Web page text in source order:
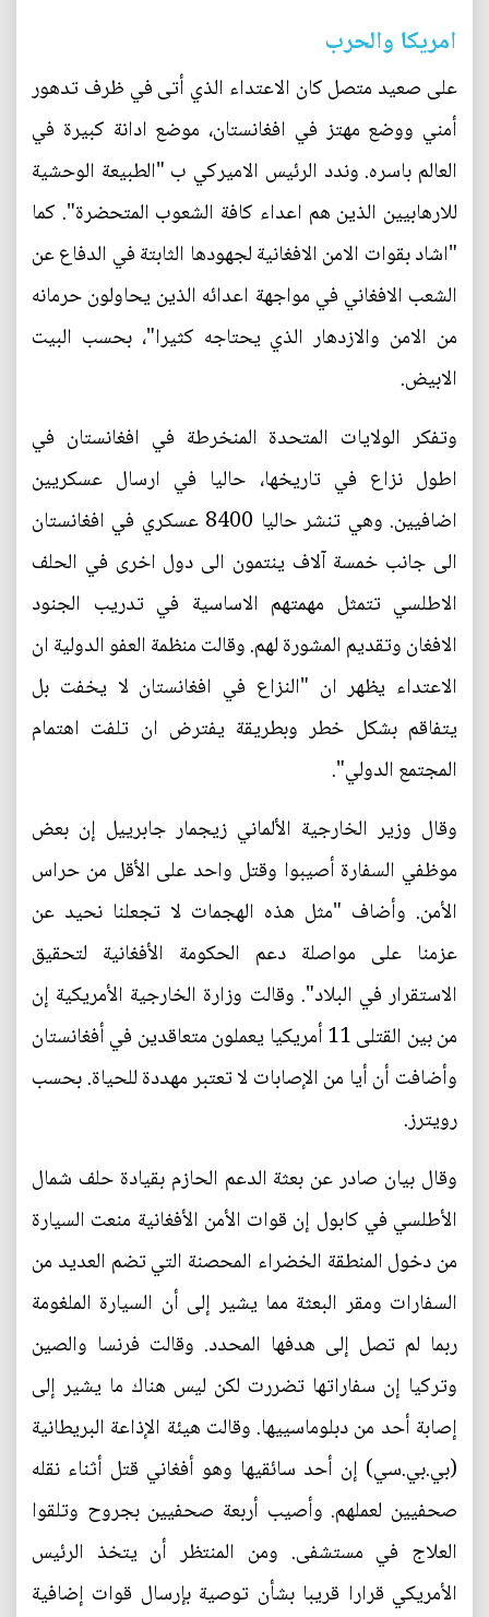
امريكا والحرب
على صعيد متصل كان الاعتداء الذي أتى في ظرف تدهور
أمني ووضع مهتز في افغانستان، موضع ادانة كبيرة في
العالم باسره. وندد الرئيس الاميركي ب "الطبيعة الوحشية
للارهابيين الذين هم اعداء كافة الشعوب المتحضرة". كما
"اشاد بقوات الامن الافغانية لجهودها الثابتة في الدفاع عن
الشعب الافغاني في مواجهة اعدائه الذين يحاولون حرمانه
من الامن والازدهار الذي يحتاجه كثيرا"، بحسب البيت
الابيض.
وتفكر الولايات المتحدة المنخرطة في افغانستان في
اطول نزاع في تاريخها، حاليا في ارسال عسكريين
اضافيين. وهي تنشر حاليا 8400 عسكري في افغانستان
الى جانب خمسة آلاف ينتمون الى دول اخرى في الحلف
الاطلسي تتمثل مهمتهم الاساسية في تدريب الجنود
الافغان وتقديم المشورة لهم. وقالت منظمة العفو الدولية ان
الاعتداء يظهر ان "النزاع في افغانستان لا يخفت بل
يتفاقم بشكل خطر وبطريقة يفترض ان تلفت اهتمام
المجتمع الدولي".
وقال وزير الخارجية الألماني زيجمار جابرييل إن بعض
موظفي السفارة أصيبوا وقتل واحد على الأقل من حراس
الأمن. وأضاف "مثل هذه الهجمات لا تجعلنا نحيد عن
عزمنا على مواصلة دعم الحكومة الأفغانية لتحقيق
الاستقرار في البلاد". وقالت وزارة الخارجية الأمريكية إن
من بين القتلى 11 أمريكيا يعملون متعاقدين في أفغانستان
وأضافت أن أيا من الإصابات لا تعتبر مهددة للحياة. بحسب
رويترز.
وقال بيان صادر عن بعثة الدعم الحازم بقيادة حلف شمال
الأطلسي في كابول إن قوات الأمن الأفغانية منعت السيارة
من دخول المنطقة الخضراء المحصنة التي تضم العديد من
السفارات ومقر البعثة مما يشير إلى أن السيارة الملغومة
ربما لم تصل إلى هدفها المحدد. وقالت فرنسا والصين
وتركيا إن سفاراتها تضررت لكن ليس هناك ما يشير إلى
إصابة أحد من دبلوماسييها. وقالت هيئة الإذاعة البريطانية
(بي.بي.سي) إن أحد سائقيها وهو أفغاني قتل أثناء نقله
صحفيين لعملهم. وأصيب أربعة صحفيين بجروح وتلقوا
العلاج في مستشفى. ومن المنتظر أن يتخذ الرئيس
الأمريكي قرارا قريبا بشأن توصية بإرسال قوات إضافية